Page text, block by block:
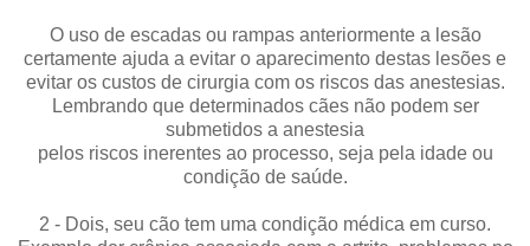
O uso de escadas ou rampas anteriormente a lesão
certamente ajuda a evitar o aparecimento destas lesões e
evitar os custos de cirurgia com os riscos das anestesias.
Lembrando que determinados cães não podem ser
submetidos a anestesia
pelos riscos inerentes ao processo, seja pela idade ou
condição de saúde.
2 - Dois, seu cão tem uma condição médica em curso.